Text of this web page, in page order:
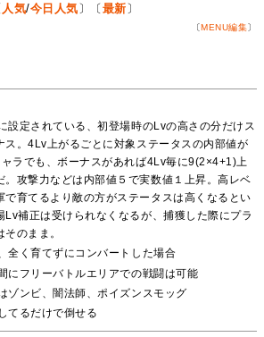
人気/今日人気 〕〔 最新 〕
〔MENU編集〕
設定されている、初登場時のLvの高さの分だけス
ス。4Lv上がるごとに対象ステータスの内部値が
ラでも、ボーナスがあれば4Lv毎に9(2×4+1)上
。攻撃力などは内部値５で実数値１上昇。高レベ
で育てるより敵の方がステータスは高くなるとい
Lv補正は受けられなくなるが、捕獲した際にプラ
のまま。
全く育てずにコンバートした場合
にフリーバトルエリアでの戦闘は可能
ゾンビ、闇法師、ポイズンスモッグ
てるだけで倒せる